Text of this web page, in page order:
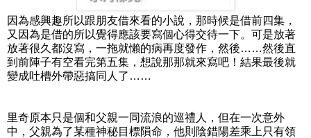
因為感興趣所以跟朋友借來看的小說，那時候是借前四集，
又因為是借的所以覺得應該要寫個心得交待一下。可是放著
放著很久都沒寫，一拖就懶的病再度發作，然後……然後直
到前陣子有空看完第五集，想說那那就來寫吧！結果最後就
變成吐槽外帶惡搞同人了……
里奇原本只是個和父親一同流浪的巡禮人，但在一次意外
中，父親為了某種神秘目標隕命，他則陰錯陽差乘上只有領